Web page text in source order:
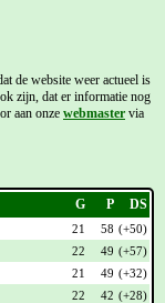
de website weer actueel is
zijn, dat er informatie nog
aan onze webmaster via
G P DS
21 58 (+50)
22 49 (+57)
21 49 (+32)
22 42 (+28)